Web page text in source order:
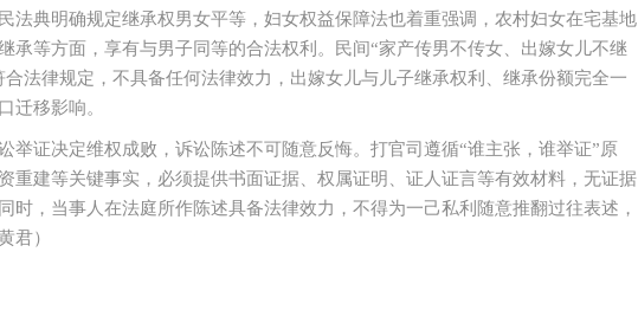
法典明确规定继承权男女平等，妇女权益保障法也着重强调，农村妇女在宅基地
承等方面，享有与男子同等的合法权利。民间“家产传男不传女、出嫁女儿不继
合法律规定，不具备任何法律效力，出嫁女儿与儿子继承权利、继承份额完全一
迁移影响。
举证决定维权成败，诉讼陈述不可随意反悔。打官司遵循“谁主张，谁举证”原
重建等关键事实，必须提供书面证据、权属证明、证人证言等有效材料，无证据
时，当事人在法庭所作陈述具备法律效力，不得为一己私利随意推翻过往表述，
君）